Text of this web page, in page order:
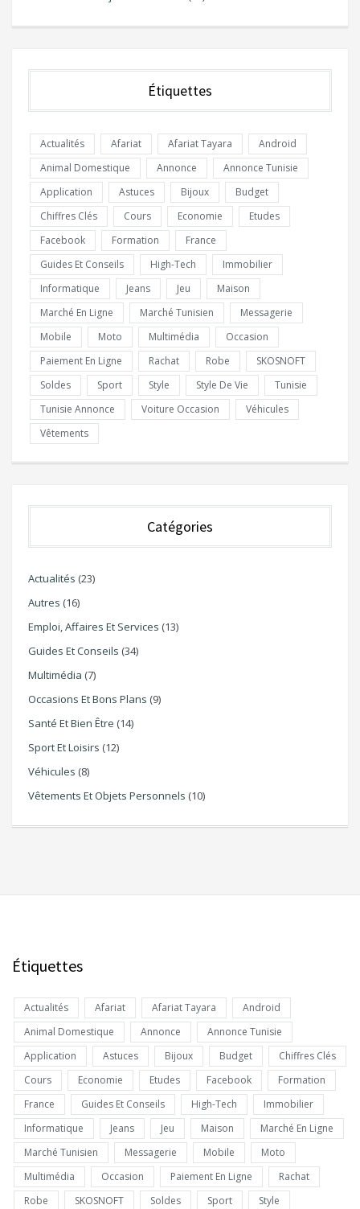
Étiquettes
Actualités Afariat Afariat Tayara
Android
Animal Domestique
Annonce
Annonce Tunisie
Application
Astuces Bijoux
Budget
Chiffres Clés
Cours Economie
Etudes
Facebook
Formation
France
Guides Et Conseils
High-Tech
Immobilier
Informatique
Jeans Jeu
Maison
Marché En Ligne
Marché Tunisien
Messagerie
Mobile
Moto Multimédia
Occasion
Paiement En Ligne
Rachat Robe
SKOSNOFT
Soldes
Sport Style Style De Vie
Tunisie
Tunisie Annonce
Voiture Occasion
Véhicules
Vêtements
Catégories
Actualités (23)
Autres (16)
Emploi, Affaires Et Services (13)
Guides Et Conseils (34)
Multimédia (7)
Occasions Et Bons Plans (9)
Santé Et Bien Être (14)
Sport Et Loisirs (12)
Véhicules (8)
Vêtements Et Objets Personnels (10)
Étiquettes
Actualités Afariat Afariat Tayara
Android
Animal Domestique
Annonce
Annonce Tunisie
Application
Astuces Bijoux Budget
Chiffres Clés
Cours
Economie Etudes Facebook
Formation
France
Guides Et Conseils High-Tech
Immobilier
Informatique
Jeans Jeu Maison
Marché En Ligne
Marché Tunisien
Messagerie Mobile
Moto
Multimédia
Occasion Paiement En Ligne
Rachat
Robe
SKOSNOFT Soldes Sport
Style